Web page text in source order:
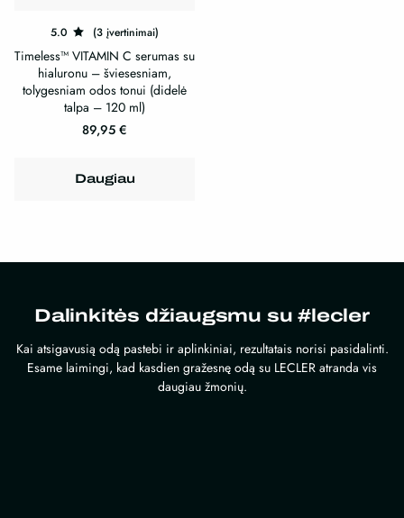
5.0 (3 įvertinimai)
Timeless™ VITAMIN C serumas su
hialuronu – šviesesniam,
tolygesniam odos tonui (didelė
talpa – 120 ml)
89,95 €
Daugiau
Dalinkitės džiaugsmu su #lecler
Kai atsigavusią odą pastebi ir aplinkiniai, rezultatais norisi pasidalinti.
Esame laimingi, kad kasdien gražesnę odą su LECLER atranda vis
daugiau žmonių.